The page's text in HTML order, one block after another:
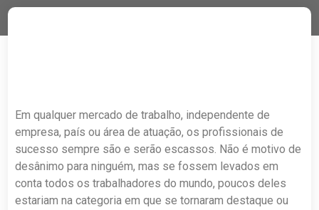
Em qualquer mercado de trabalho, independente de
empresa, país ou área de atuação, os profissionais de
sucesso sempre são e serão escassos. Não é motivo de
desânimo para ninguém, mas se fossem levados em
conta todos os trabalhadores do mundo, poucos deles
estariam na categoria em que se tornaram destaque ou